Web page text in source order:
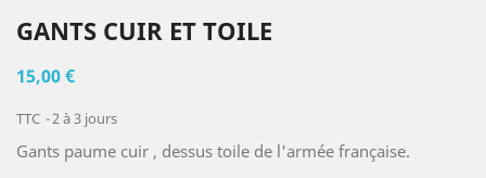
GANTS CUIR ET TOILE
15,00 €
TTC 2 à 3 jours
Gants paume cuir , dessus toile de l'armée française.